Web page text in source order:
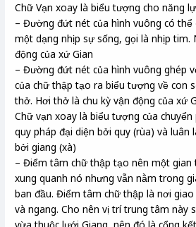
Chữ Vạn xoay là biểu tượng cho năng
– Đường đứt nét của hình vuông có
một dạng nhịp sự sống, gọi là nhịp tim.
động của xứ Gian
– Đường đứt nét của hình vuông ghép
của chữ thập tạo ra biểu tượng về con
thở. Hơi thở là chu kỳ vận động của xứ
Chữ vạn xoay là biểu tượng của
quy pháp đại diện bởi quy (rùa) và luân
bởi giang (xà)
– Điểm tâm chữ thập tạo nên một gian
xung quanh nó nhưng vẫn nằm trong
ban đầu. Điểm tâm chữ thập là nơi giao
và ngang. Cho nên vị trí trung tâm này